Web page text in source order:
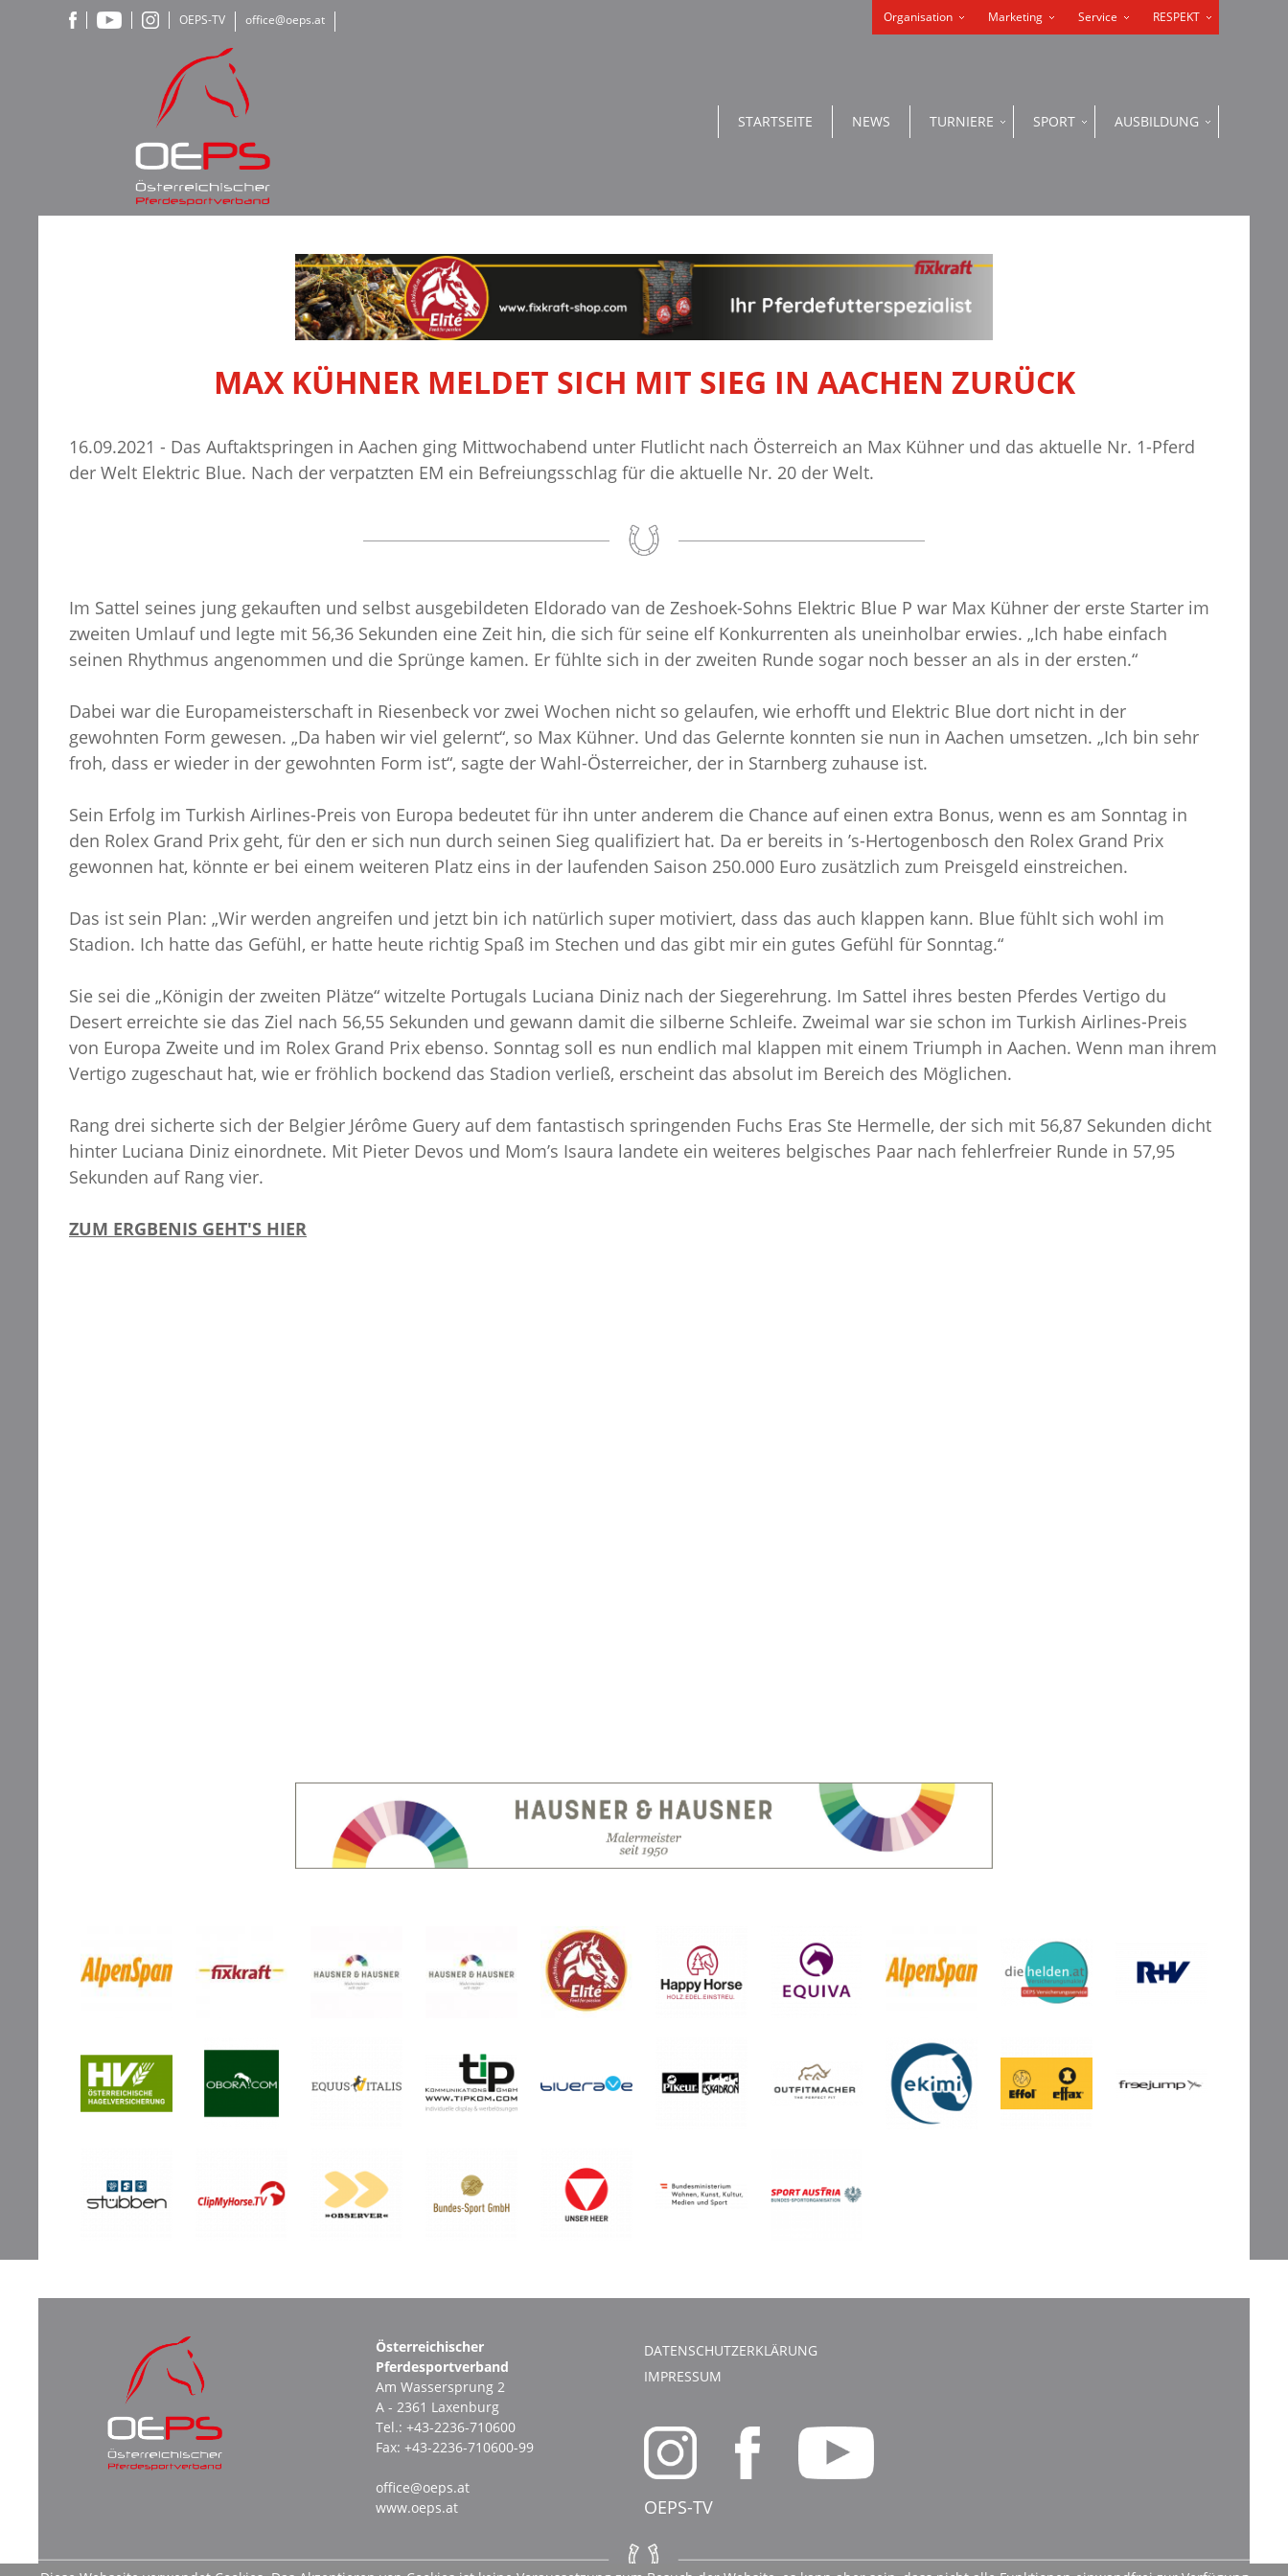
Organisation Marketing Service RESPEKT
STARTSEITE NEWS TURNIERE SPORT AUSBILDUNG
OEPS-TV office@oeps.at
MAX KÜHNER MELDET SICH MIT SIEG IN AACHEN ZURÜCK
16.09.2021 - Das Auftaktspringen in Aachen ging Mittwochabend unter Flutlicht nach Österreich an Max Kühner und das aktuelle Nr. 1-Pferd
der Welt Elektric Blue. Nach der verpatzten EM ein Befreiungsschlag für die aktuelle Nr. 20 der Welt.
Im Sattel seines jung gekauften und selbst ausgebildeten Eldorado van de Zeshoek-Sohns Elektric Blue P war Max Kühner der erste Starter im
zweiten Umlauf und legte mit 56,36 Sekunden eine Zeit hin, die sich für seine elf Konkurrenten als uneinholbar erwies. „Ich habe einfach
seinen Rhythmus angenommen und die Sprünge kamen. Er fühlte sich in der zweiten Runde sogar noch besser an als in der ersten.“
Dabei war die Europameisterschaft in Riesenbeck vor zwei Wochen nicht so gelaufen, wie erhofft und Elektric Blue dort nicht in der
gewohnten Form gewesen. „Da haben wir viel gelernt“, so Max Kühner. Und das Gelernte konnten sie nun in Aachen umsetzen. „Ich bin sehr
froh, dass er wieder in der gewohnten Form ist“, sagte der Wahl-Österreicher, der in Starnberg zuhause ist.
Sein Erfolg im Turkish Airlines-Preis von Europa bedeutet für ihn unter anderem die Chance auf einen extra Bonus, wenn es am Sonntag in
den Rolex Grand Prix geht, für den er sich nun durch seinen Sieg qualifiziert hat. Da er bereits in ’s-Hertogenbosch den Rolex Grand Prix
gewonnen hat, könnte er bei einem weiteren Platz eins in der laufenden Saison 250.000 Euro zusätzlich zum Preisgeld einstreichen.
Das ist sein Plan: „Wir werden angreifen und jetzt bin ich natürlich super motiviert, dass das auch klappen kann. Blue fühlt sich wohl im
Stadion. Ich hatte das Gefühl, er hatte heute richtig Spaß im Stechen und das gibt mir ein gutes Gefühl für Sonntag.“
Sie sei die „Königin der zweiten Plätze“ witzelte Portugals Luciana Diniz nach der Siegerehrung. Im Sattel ihres besten Pferdes Vertigo du
Desert erreichte sie das Ziel nach 56,55 Sekunden und gewann damit die silberne Schleife. Zweimal war sie schon im Turkish Airlines-Preis
von Europa Zweite und im Rolex Grand Prix ebenso. Sonntag soll es nun endlich mal klappen mit einem Triumph in Aachen. Wenn man ihrem
Vertigo zugeschaut hat, wie er fröhlich bockend das Stadion verließ, erscheint das absolut im Bereich des Möglichen.
Rang drei sicherte sich der Belgier Jérôme Guery auf dem fantastisch springenden Fuchs Eras Ste Hermelle, der sich mit 56,87 Sekunden dicht
hinter Luciana Diniz einordnete. Mit Pieter Devos und Mom’s Isaura landete ein weiteres belgisches Paar nach fehlerfreier Runde in 57,95
Sekunden auf Rang vier.
ZUM ERGBENIS GEHT'S HIER
Österreichischer
Pferdesportverband
Am Wassersprung 2
A - 2361 Laxenburg
Tel.: +43-2236-710600
Fax: +43-2236-710600-99
office@oeps.at
www.oeps.at
DATENSCHUTZERKLÄRUNG
IMPRESSUM
OEPS-TV